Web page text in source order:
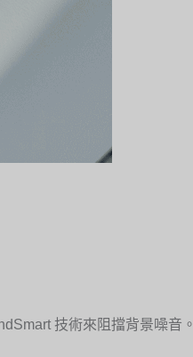
技術來阻擋背景噪音。